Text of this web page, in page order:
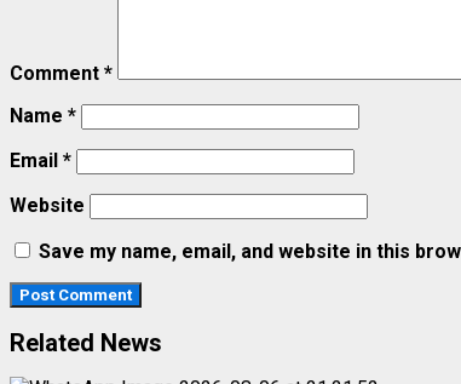
Comment *
Name *
Email *
Website
Save my name, email, and website in this
Related News